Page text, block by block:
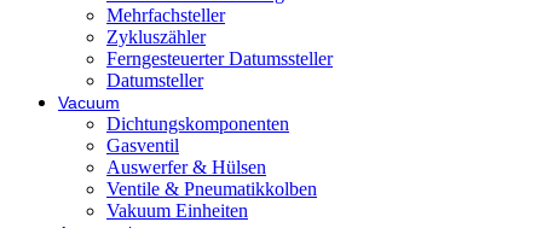
Mehrfachsteller
Zykluszähler
Ferngesteuerter Datumssteller
Datumsteller
Vacuum
Dichtungskomponenten
Gasventil
Auswerfer & Hülsen
Ventile & Pneumatikkolben
Vakuum Einheiten